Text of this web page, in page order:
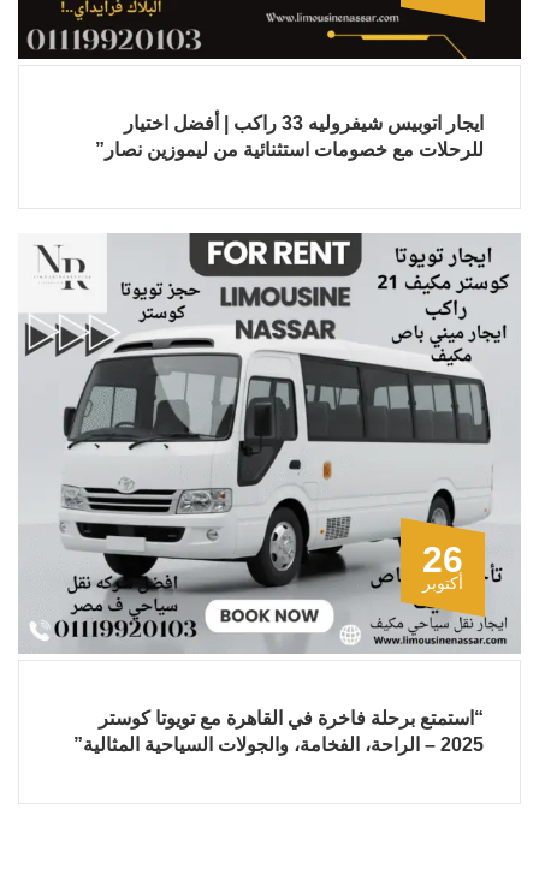
ايجار اتوبيس شيفروليه 33 راكب | أفضل اختيار
للرحلات مع خصومات استثنائية من ليموزين نصار”
26
أكتوبر
“استمتع برحلة فاخرة في القاهرة مع تويوتا كوستر
2025 – الراحة، الفخامة، والجولات السياحية المثالية”